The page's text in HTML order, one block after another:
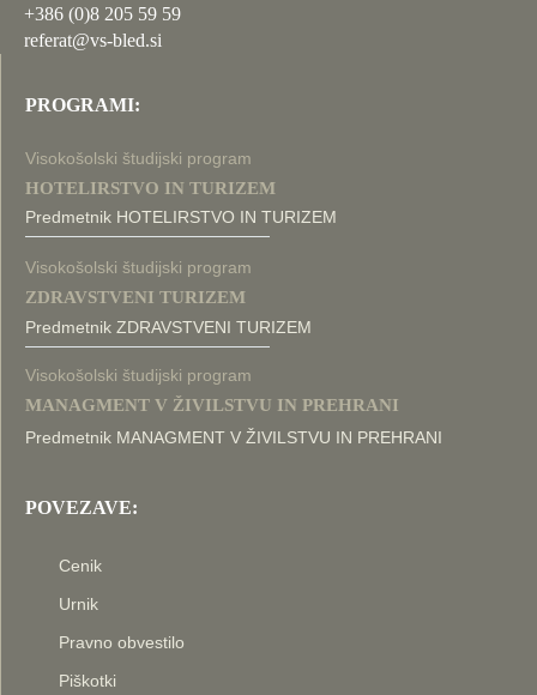
+386 (0)8 205 59 59
referat@vs-bled.si
PROGRAMI:
Visokošolski študijski program
HOTELIRSTVO IN TURIZEM
Predmetnik HOTELIRSTVO IN TURIZEM
Visokošolski študijski program
ZDRAVSTVENI TURIZEM
Predmetnik ZDRAVSTVENI TURIZEM
Visokošolski študijski program
MANAGMENT V ŽIVILSTVU IN PREHRANI
Predmetnik MANAGMENT V ŽIVILSTVU IN PREHRANI
POVEZAVE:
Cenik
Urnik
Pravno obvestilo
Piškotki